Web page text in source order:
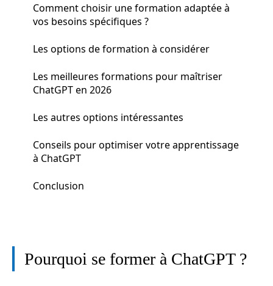
Comment choisir une formation adaptée à
vos besoins spécifiques ?
Les options de formation à considérer
Les meilleures formations pour maîtriser
ChatGPT en 2026
Les autres options intéressantes
Conseils pour optimiser votre apprentissage
à ChatGPT
Conclusion
Pourquoi se former à ChatGPT ?